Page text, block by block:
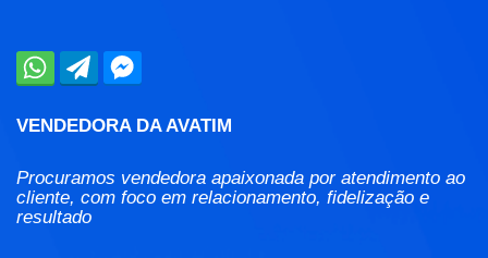
VENDEDORA DA AVATIM
Procuramos vendedora apaixonada por atendimento ao
cliente, com foco em relacionamento, fidelização e
resultado